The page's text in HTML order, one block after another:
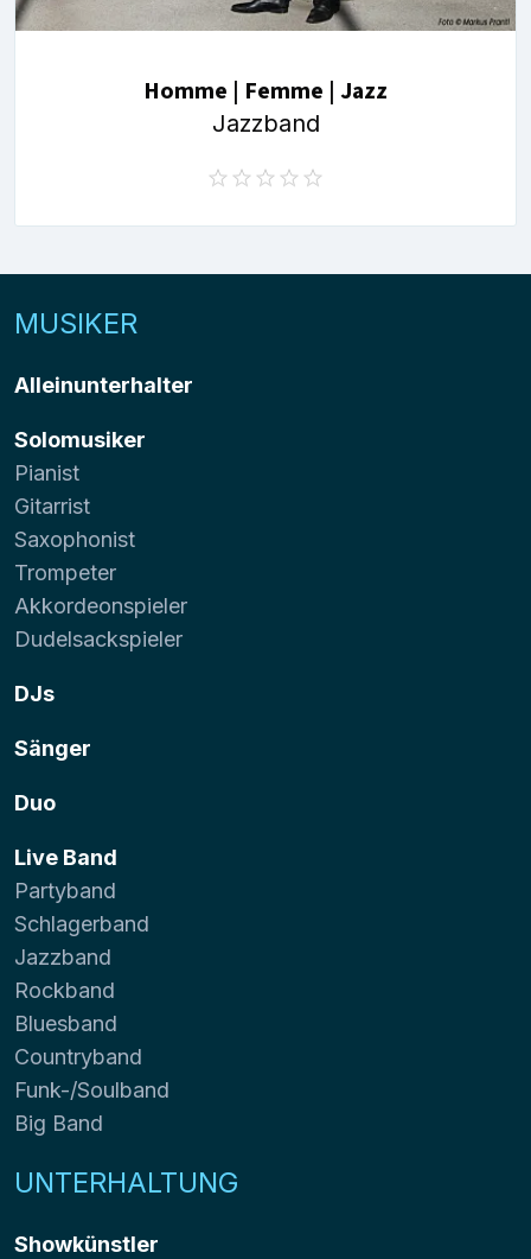
Homme | Femme | Jazz
Jazzband
MUSIKER
Alleinunterhalter
Solomusiker
Pianist
Gitarrist
Saxophonist
Trompeter
Akkordeonspieler
Dudelsackspieler
DJs
Sänger
Duo
Live Band
Partyband
Schlagerband
Jazzband
Rockband
Bluesband
Countryband
Funk-/Soulband
Big Band
UNTERHALTUNG
Showkünstler